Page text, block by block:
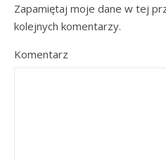
Zapamiętaj moje dane w tej
kolejnych komentarzy.
Komentarz